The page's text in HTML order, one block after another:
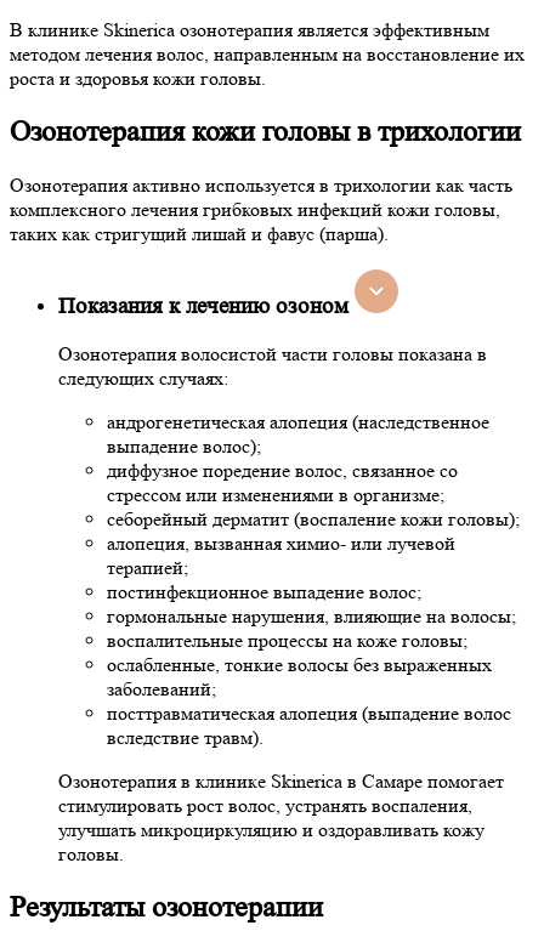
В клинике Skinerica озонотерапия является эффективным
методом лечения волос, направленным на восстановление их
роста и здоровья кожи головы.
Озонотерапия кожи головы в трихологии
Озонотерапия активно используется в трихологии как часть
комплексного лечения грибковых инфекций кожи головы,
таких как стригущий лишай и фавус (парша).
Показания к лечению озоном
Озонотерапия волосистой части головы показана в
следующих случаях:
андрогенетическая алопеция (наследственное
выпадение волос);
диффузное поредение волос, связанное со
стрессом или изменениями в организме;
себорейный дерматит (воспаление кожи головы);
алопеция, вызванная химио- или лучевой
терапией;
постинфекционное выпадение волос;
гормональные нарушения, влияющие на волосы;
воспалительные процессы на коже головы;
ослабленные, тонкие волосы без выраженных
заболеваний;
посттравматическая алопеция (выпадение волос
вследствие травм).
Озонотерапия в клинике Skinerica в Самаре помогает
стимулировать рост волос, устранять воспаления,
улучшать микроциркуляцию и оздоравливать кожу
головы.
Результаты озонотерапии